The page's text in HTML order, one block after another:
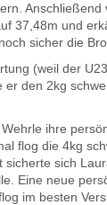
Anschließend
37,48m und
sicher die
(weil der
den 2kg
ihre
flog die 4kg
sich
Eine neue
im besten